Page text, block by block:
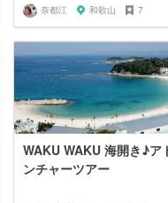
奈都江 和歌山 7
WAKU WAKU 海開き♪ア
ンチャーツアー